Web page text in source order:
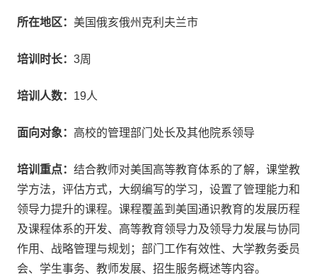
所在地区： 美国俄亥俄州克利夫兰市
培训时长： 3周
培训人数： 19人
面向对象： 高校的管理部门处长及其他院系领导
培训重点： 结合教师对美国高等教育体系的了解，课堂教
学方法，评估方式，大纲编写的学习，设置了管理能力和
领导力提升的课程。课程覆盖到美国通识教育的发展历程
及课程体系的开发、高等教育领导力及领导力发展与协同
作用、战略管理与规划；部门工作有效性、大学教务委员
会、学生事务、教师发展、招生服务概述等内容。